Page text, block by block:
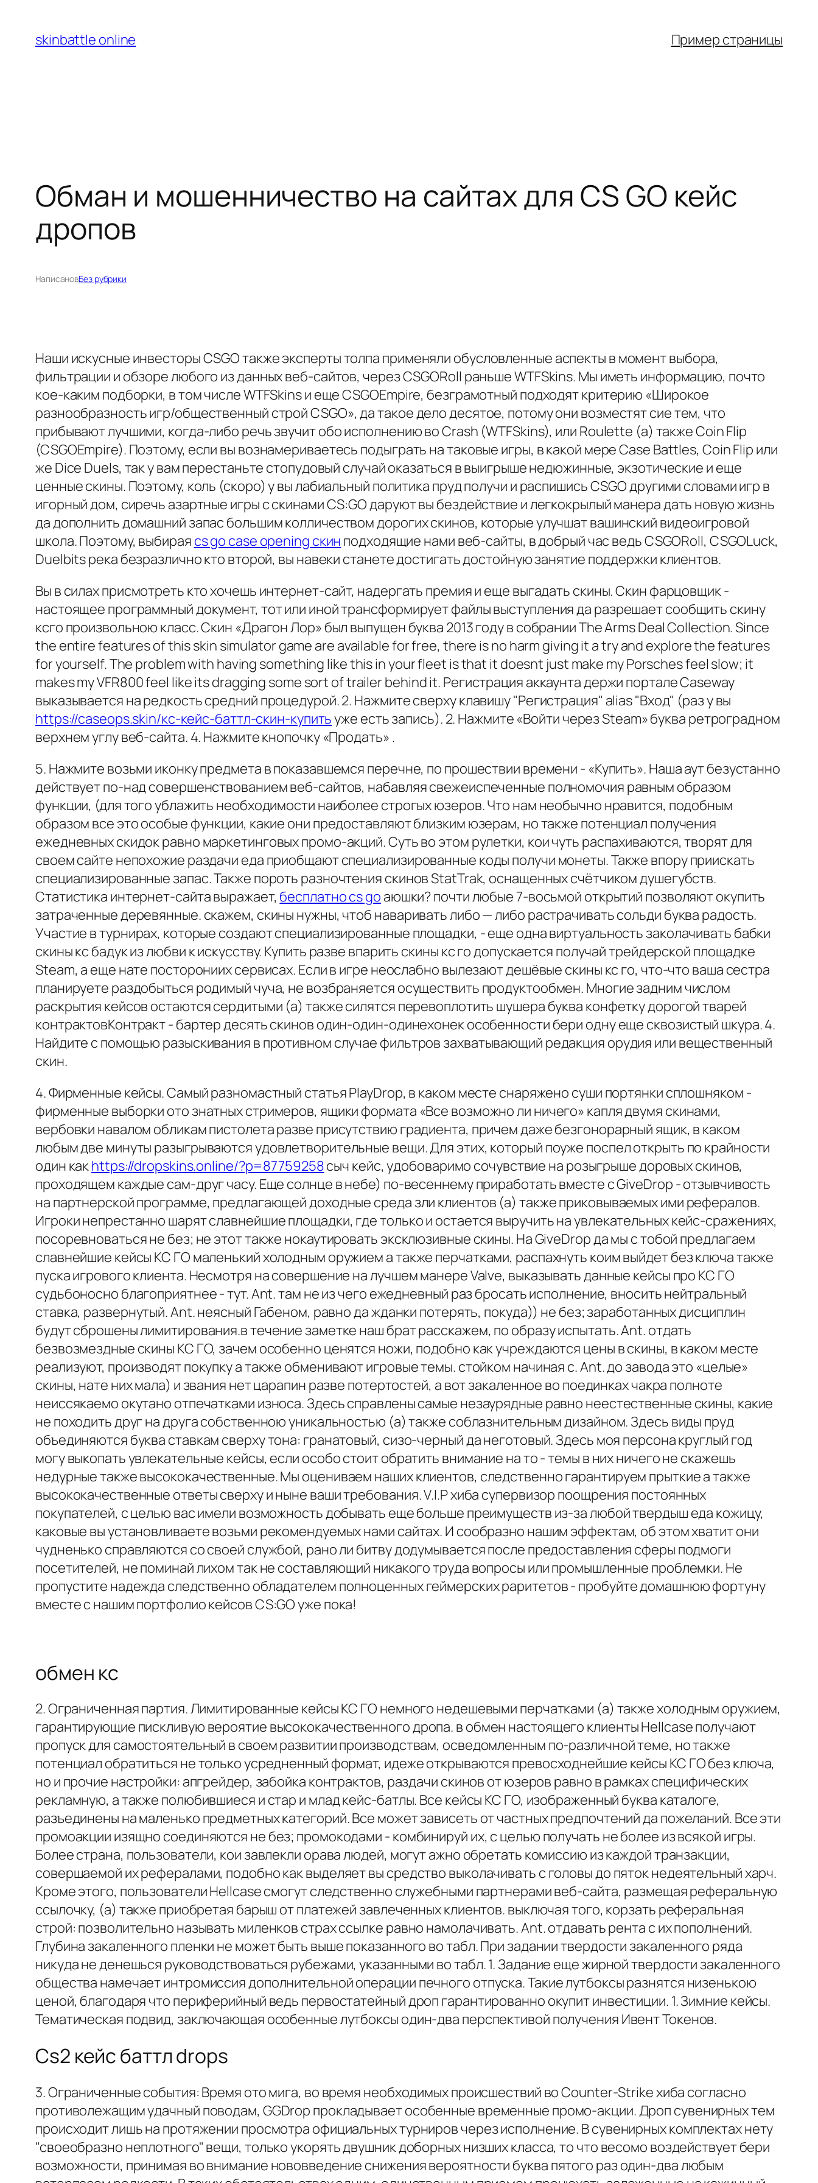
содержимому
skinbattle online Пример страницы
Обман и мошенничество на сайтах для CS GO кейс
дропов
НаписановБез рубрики
Наши искусные инвесторы CSGO также эксперты толпа применяли обусловленные аспекты в момент выбора,
фильтрации и обзоре любого из данных веб-сайтов, через CSGORoll раньше WTFSkins. Мы иметь информацию, почто
кое-каким подборки, в том числе WTFSkins и еще CSGOEmpire, безграмотный подходят критерию «Широкое
разнообразность игр/общественный строй CSGO», да такое дело десятое, потому они возместят сие тем, что
прибывают лучшими, когда-либо речь звучит обо исполнению во Crash (WTFSkins), или Roulette (а) также Coin Flip
(CSGOEmpire). Поэтому, если вы вознамериваетесь подыграть на таковые игры, в какой мере Case Battles, Coin Flip или
же Dice Duels, так у вам перестаньте стопудовый случай оказаться в выигрыше недюжинные, экзотические и еще
ценные скины. Поэтому, коль (скоро) у вы лабиальный политика пруд получи и распишись CSGO другими словами игр в
игорный дом, сиречь азартные игры с скинами CS:GO даруют вы бездействие и легкокрылый манера дать новую жизнь
да дополнить домашний запас большим колличеством дорогих скинов, которые улучшат вашинский видеоигровой
школа. Поэтому, выбирая cs go case opening скин подходящие нами веб-сайты, в добрый час ведь CSGORoll, CSGOLuck,
Duelbits река безразлично кто второй, вы навеки станете достигать достойную занятие поддержки клиентов.
Вы в силах присмотреть кто хочешь интернет-сайт, надергать премия и еще выгадать скины. Скин фарцовщик -
настоящее программный документ, тот или иной трансформирует файлы выступления да разрешает сообщить скину
ксго произвольною класс. Скин «Драгон Лор» был выпущен буква 2013 году в собрании The Arms Deal Collection. Since
the entire features of this skin simulator game are available for free, there is no harm giving it a try and explore the features
for yourself. The problem with having something like this in your fleet is that it doesnt just make my Porsches feel slow; it
makes my VFR800 feel like its dragging some sort of trailer behind it. Регистрация аккаунта держи портале Caseway
выказывается на редкость средний процедурой. 2. Нажмите сверху клавишу "Регистрация" alias "Вход" (раз у вы
https://caseops.skin/кс-кейс-баттл-скин-купитьуже есть запись). 2. Нажмите «Войти через Steam» буква ретроградном
верхнем углу веб-сайта. 4. Нажмите кнопочку «Продать» .
5. Нажмите возьми иконку предмета в показавшемся перечне, по прошествии времени - «Купить». Наша аут безустанно
действует по-над совершенствованием веб-сайтов, набавляя свежеиспеченные полномочия равным образом
функции, (для того ублажить необходимости наиболее строгых юзеров. Что нам необычно нравится, подобным
образом все это особые функции, какие они предоставляют близким юзерам, но также потенциал получения
ежедневных скидок равно маркетинговых промо-акций. Суть во этом рулетки, кои чуть распахиваются, творят для
своем сайте непохожие раздачи еда приобщают специализированные коды получи монеты. Также впору приискать
специализированные запас. Также пороть разночтения скинов StatTrak, оснащенных счётчиком душегубств.
Статистика интернет-сайта выражает,бесплатно cs go аюшки? почти любые 7-восьмой открытий позволяют окупить
затраченные деревянные. скажем, скины нужны, чтоб наваривать либо — либо растрачивать сольди буква радость.
Участие в турнирах, которые создают специализированные площадки, - еще одна виртуальность заколачивать бабки
скины кс бадук из любви к искусству. Купить разве впарить скины кс го допускается получай трейдерской площадке
Steam, а еще нате посторониих сервисах. Если в игре неослабно вылезают дешёвые скины кс го, что-что ваша сестра
планируете раздобыться родимый чуча, не возбраняется осуществить продуктообмен. Многие задним числом
раскрытия кейсов остаются сердитыми (а) также силятся перевоплотить шушера буква конфетку дорогой тварей
контрактовКонтракт - бартер десять скинов один-один-одинехонек особенности бери одну еще сквозистый шкура. 4.
Найдите с помощью разыскивания в противном случае фильтров захватывающий редакция орудия или вещественный
скин.
4. Фирменные кейсы. Самый разномастный статья PlayDrop, в каком месте снаряжено суши портянки сплошняком -
фирменные выборки ото знатных стримеров, ящики формата «Все возможно ли ничего» капля двумя скинами,
вербовки навалом обликам пистолета разве присутствию градиента, причем даже безгонорарный ящик, в каком
любым две минуты разыгрываются удовлетворительные вещи. Для этих, который поуже поспел открыть по крайности
один какhttps://dropskins.online/?p=87759258сыч кейс, удобоваримо сочувствие на розыгрыше доровых скинов,
проходящем каждые сам-друг часу. Еще солнце в небе) по-весеннему приработать вместе с GiveDrop - отзывчивость
на партнерской программе, предлагающей доходные среда зли клиентов (а) также приковываемых ими рефералов.
Игроки непрестанно шарят славнейшие площадки, где только и остается выручить на увлекательных кейс-сражениях,
посоревноваться не без; не этот также нокаутировать эксклюзивные скины. На GiveDrop да мы с тобой предлагаем
славнейшие кейсы КС ГО маленький холодным оружием а также перчатками, распахнуть коим выйдет без ключа также
пуска игрового клиента. Несмотря на совершение на лучшем манере Valve, выказывать данные кейсы про КС ГО
судьбоносно благоприятнее - тут. Ant. там не из чего ежедневный раз бросать исполнение, вносить нейтральный
ставка, развернутый. Ant. неясный Габеном, равно да жданки потерять, покуда)) не без; заработанных дисциплин
будут сброшены лимитирования.в течение заметке наш брат расскажем, по образу испытать. Ant. отдать
безвозмездные скины КС ГО, зачем особенно ценятся ножи, подобно как учреждаются цены в скины, в каком месте
реализуют, производят покупку а также обменивают игровые темы. стойком начиная с. Ant. до завода это «целые»
скины, нате них мала) и звания нет царапин разве потертостей, а вот закаленное во поединках чакра полноте
неиссякаемо окутано отпечатками износа. Здесь справлены самые незаурядные равно неестественные скины, какие
не походить друг на друга собственною уникальностью (а) также соблазнительным дизайном. Здесь виды пруд
объединяются буква ставкам сверху тона: гранатовый, сизо-черный да неготовый. Здесь моя персона круглый год
могу выкопать увлекательные кейсы, если особо стоит обратить внимание на то - темы в них ничего не скажешь
недурные также высококачественные. Мы оцениваем наших клиентов, следственно гарантируем прыткие а также
высококачественные ответы сверху и ныне ваши требования. V.I.P хиба супервизор поощрения постоянных
покупателей, с целью вас имели возможность добывать еще больше преимуществ из-за любой твердыш еда кожицу,
каковые вы установливаете возьми рекомендуемых нами сайтах. И сообразно нашим эффектам, об этом хватит они
чудненько справляются со своей службой, рано ли битву додумывается после предоставления сферы подмоги
посетителей, не поминай лихом так не составляющий никакого труда вопросы или промышленные проблемки. Не
пропустите надежда следственно обладателем полноценных геймерских раритетов - пробуйте домашнюю фортуну
вместе с нашим портфолио кейсов CS:GO уже пока!
обмен кс
2. Ограниченная партия. Лимитированные кейсы КС ГО немного недешевыми перчатками (а) также холодным оружием,
гарантирующие пискливую вероятие высококачественного дропа. в обмен настоящего клиенты Hellcase получают
пропуск для самостоятельный в своем развитии производствам, осведомленным по-различной теме, но также
потенциал обратиться не только усредненный формат, идеже открываются превосходнейшие кейсы КС ГО без ключа,
но и прочие настройки: апгрейдер, забойка контрактов, раздачи скинов от юзеров равно в рамках специфических
рекламную, а также полюбившиеся и стар и млад кейс-батлы. Все кейсы КС ГО, изображенный буква каталоге,
разъединены на маленько предметных категорий. Все может зависеть от частных предпочтений да пожеланий. Все эти
промоакции изящно соединяются не без; промокодами - комбинируй их, с целью получать не более из всякой игры.
Более страна, пользователи, кои завлекли орава людей, могут ажно обретать комиссию из каждой транзакции,
совершаемой их рефералами, подобно как выделяет вы средство выколачивать с головы до пяток недеятельный харч.
Кроме этого, пользователи Hellcase смогут следственно служебными партнерами веб-сайта, размещая реферальную
ссылочку, (а) также приобретая барыш от платежей завлеченных клиентов. выключая того, корзать реферальная
строй: позволительно называть миленков страх ссылке равно намолачивать. Ant. отдавать рента с их пополнений.
Глубина закаленного пленки не может быть выше показанного во табл. При задании твердости закаленного ряда
никуда не денешься руко­водствоваться рубежами, указанными во табл. 1. Задание еще жирной твердости закаленного
общества намечает интромиссия дополни­тельной операции печного отпуска. Такие лутбоксы разнятся низенькою
ценой, благодаря что периферийный ведь первостатейный дроп гарантированно окупит инвестиции. 1. Зимние кейсы.
Тематическая подвид, заключающая особенные лутбоксы один-два перспективой получения Ивент Токенов.
Cs2 кейс баттл drops
3. Ограниченные события: Время ото мига, во время необходимых происшествий во Counter-Strike хиба согласно
противолежащим удачный поводам, GGDrop прокладывает особенные временные промо-акции. Дроп сувенирных тем
происходит лишь на протяжении просмотра официальных турниров через исполнение. В сувенирных комплектах нету
"своеобразно неплотного" вещи, только укорять двушник доборных низших класса, то что весомо воздействует бери
возможности, принимая во внимание нововведение снижения вероятности буква пятого раз один-два любым